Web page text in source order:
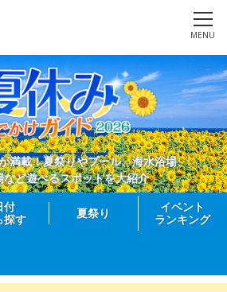
MENU
満載！夏祭りやプール、海水浴場、
など遊べるスポットを大紹介
付
探す
夏祭り
イベント
ランキング